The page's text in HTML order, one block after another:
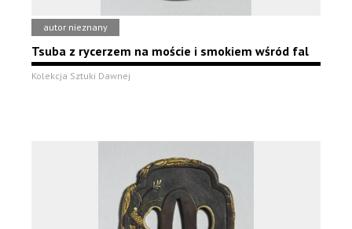
autor nieznany
Tsuba z rycerzem na moście i smokiem wśród fal
Kolekcja Sztuki Dawnej